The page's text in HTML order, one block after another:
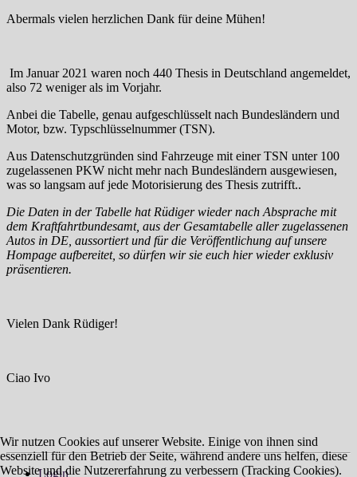
Abermals vielen herzlichen Dank für deine Mühen!
Im Januar 2021 waren noch 440 Thesis in Deutschland angemeldet,
also 72 weniger als im Vorjahr.
Anbei die Tabelle, genau aufgeschlüsselt nach Bundesländern und
Motor, bzw. Typschlüsselnummer (TSN).
Aus Datenschutzgründen sind Fahrzeuge mit einer TSN unter 100
zugelassenen PKW nicht mehr nach Bundesländern ausgewiesen,
was so langsam auf jede Motorisierung des Thesis zutrifft..
Die Daten in der Tabelle hat Rüdiger wieder nach Absprache mit
dem Kraftfahrtbundesamt, aus der Gesamtabelle aller zugelassenen
Autos in DE, aussortiert und für die Veröffentlichung auf unsere
Hompage aufbereitet, so dürfen wir sie euch hier wieder exklusiv
präsentieren.
Vielen Dank Rüdiger!
Ciao Ivo
Login
Wir nutzen Cookies auf unserer Website. Einige von ihnen sind
essenziell für den Betrieb der Seite, während andere uns helfen, diese
Website und die Nutzererfahrung zu verbessern (Tracking Cookies).